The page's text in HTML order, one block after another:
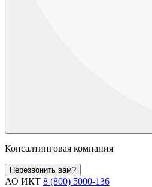
Консалтинговая компания
Перезвонить вам?
АО ИКТ 8 (800) 5000-136